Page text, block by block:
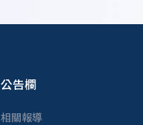
公告欄
相關報導